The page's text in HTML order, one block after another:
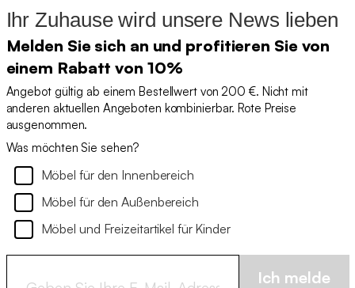
Ihr Zuhause wird unsere News lieben
Melden Sie sich an und profitieren Sie von
einem Rabatt von 10%
Angebot gültig ab einem Bestellwert von 200 €. Nicht mit
anderen aktuellen Angeboten kombinierbar. Rote Preise
ausgenommen.
Was möchten Sie sehen?
Möbel für den Innenbereich
Möbel für den Außenbereich
Möbel und Freizeitartikel für Kinder
Ich melde